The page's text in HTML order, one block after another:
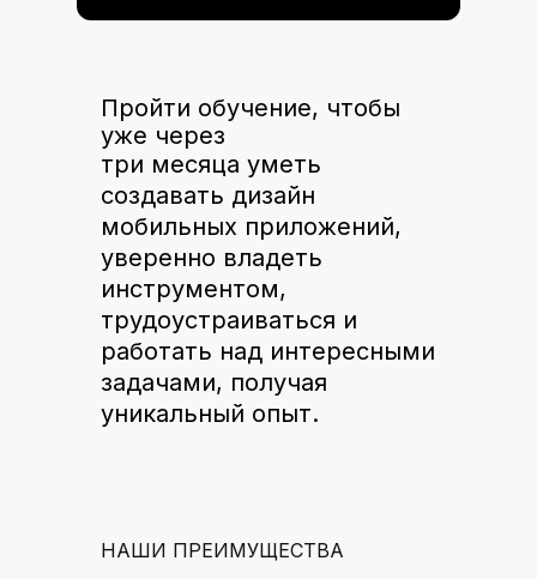
Пройти обучение, чтобы
уже через
три месяца уметь
создавать дизайн
мобильных приложений,
уверенно владеть
инструментом,
трудоустраиваться и
работать над интересными
задачами, получая
уникальный опыт.
НАШИ ПРЕИМУЩЕСТВА